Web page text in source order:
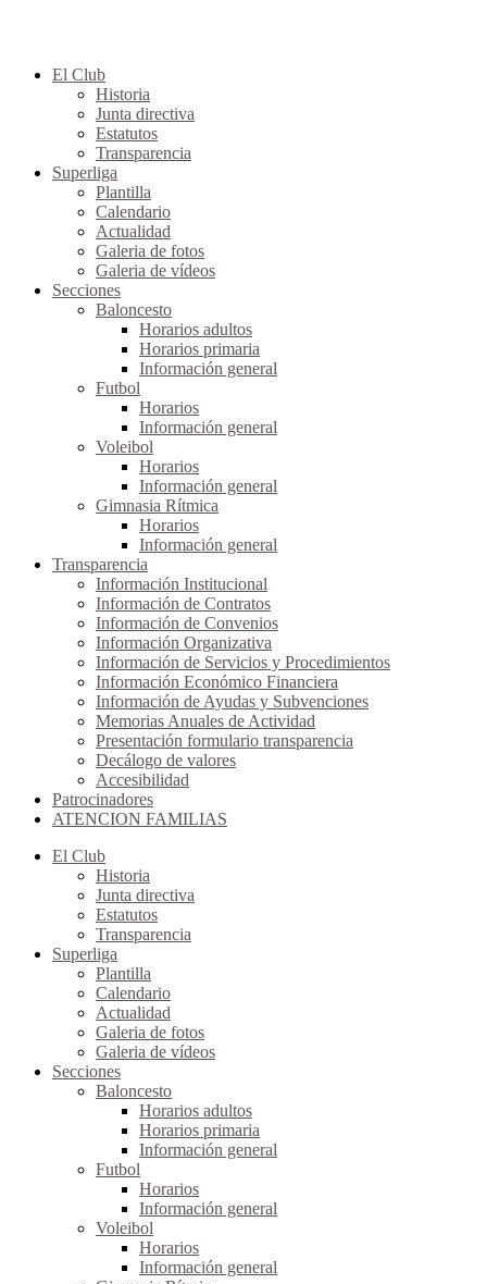
El Club
Historia
Junta directiva
Estatutos
Transparencia
Superliga
Plantilla
Calendario
Actualidad
Galeria de fotos
Galeria de vídeos
Secciones
Baloncesto
Horarios adultos
Horarios primaria
Información general
Futbol
Horarios
Información general
Voleibol
Horarios
Información general
Gimnasia Rítmica
Horarios
Información general
Transparencia
Información Institucional
Información de Contratos
Información de Convenios
Información Organizativa
Información de Servicios y Procedimientos
Información Económico Financiera
Información de Ayudas y Subvenciones
Memorias Anuales de Actividad
Presentación formulario transparencia
Decálogo de valores
Accesibilidad
Patrocinadores
ATENCION FAMILIAS
El Club
Historia
Junta directiva
Estatutos
Transparencia
Superliga
Plantilla
Calendario
Actualidad
Galeria de fotos
Galeria de vídeos
Secciones
Baloncesto
Horarios adultos
Horarios primaria
Información general
Futbol
Horarios
Información general
Voleibol
Horarios
Información general